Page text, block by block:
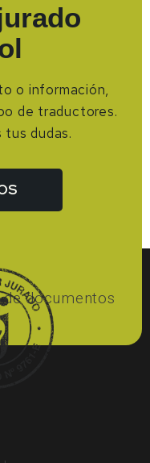
o información,
de traductores.
dudas.